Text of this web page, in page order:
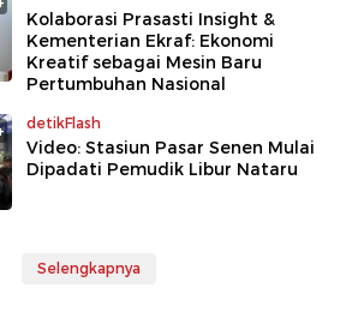
Kolaborasi Prasasti Insight &
Kementerian Ekraf: Ekonomi
Kreatif sebagai Mesin Baru
Pertumbuhan Nasional
detikFlash
Video: Stasiun Pasar Senen Mulai
Dipadati Pemudik Libur Nataru
Selengkapnya